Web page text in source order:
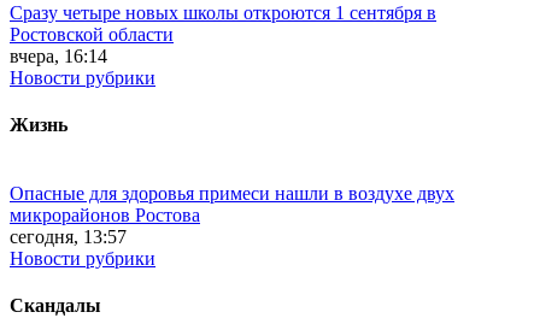
Сразу четыре новых школы откроются 1 сентября в
Ростовской области
вчера, 16:14
Новости рубрики
Жизнь
Опасные для здоровья примеси нашли в воздухе двух
микрорайонов Ростова
сегодня, 13:57
Новости рубрики
Скандалы